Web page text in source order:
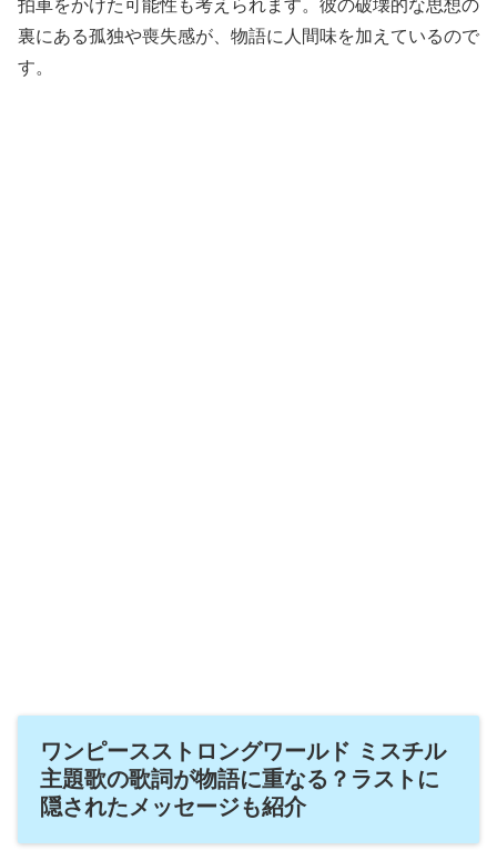
拍車をかけた可能性も考えられます。彼の破壊的な思想の
裏にある孤独や喪失感が、物語に人間味を加えているので
す。
ワンピースストロングワールド ミスチル
主題歌の歌詞が物語に重なる？ラストに
隠されたメッセージも紹介